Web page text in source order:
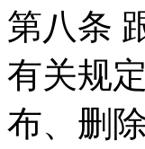
第八条
有关规
布、删